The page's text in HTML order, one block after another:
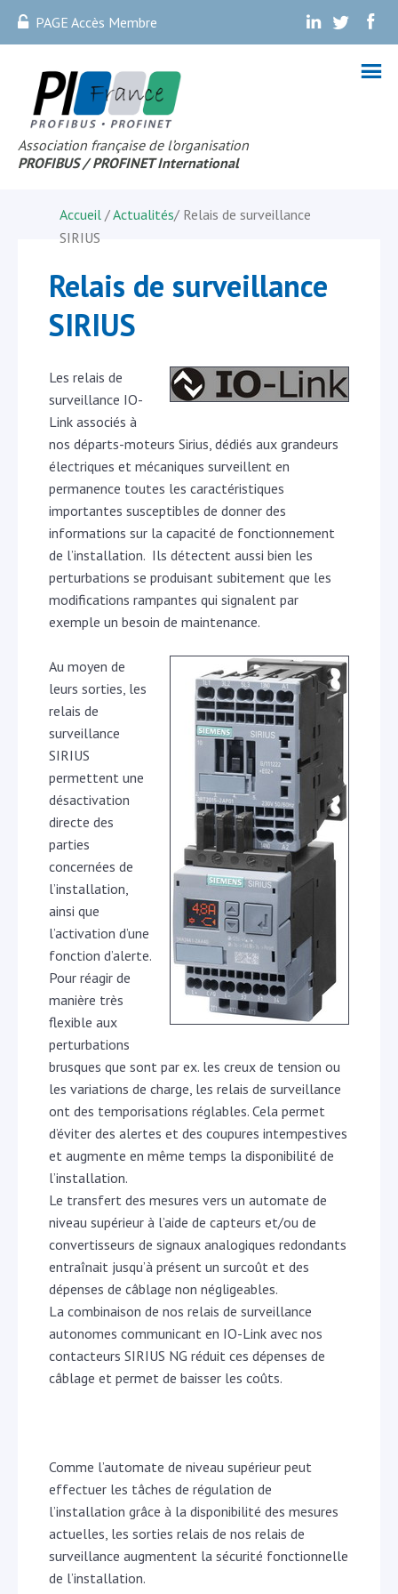
PAGE Accès Membre . . .
Association française de l’organisation
PROFIBUS / PROFINET International
Accueil /Actualités/ Relais de surveillance
SIRIUS
Relais de surveillance
SIRIUS
Les relais de
surveillance IO-
Link associés à
nos départs-moteurs Sirius, dédiés aux grandeurs
électriques et mécaniques surveillent en
permanence toutes les caractéristiques
importantes susceptibles de donner des
informations sur la capacité de fonctionnement
de l’installation. Ils détectent aussi bien les
perturbations se produisant subitement que les
modifications rampantes qui signalent par
exemple un besoin de maintenance.
Au moyen de
leurs sorties, les
relais de
surveillance
SIRIUS
permettent une
désactivation
directe des
parties
concernées de
l’installation,
ainsi que
l’activation d’une
fonction d’alerte.
Pour réagir de
manière très
flexible aux
perturbations
brusques que sont par ex. les creux de tension ou
les variations de charge, les relais de surveillance
ont des temporisations réglables. Cela permet
d’éviter des alertes et des coupures intempestives
et augmente en même temps la disponibilité de
l’installation.
Le transfert des mesures vers un automate de
niveau supérieur à l’aide de capteurs et/ou de
convertisseurs de signaux analogiques redondants
entraînait jusqu’à présent un surcoût et des
dépenses de câblage non négligeables.
La combinaison de nos relais de surveillance
autonomes communicant en IO-Link avec nos
contacteurs SIRIUS NG réduit ces dépenses de
câblage et permet de baisser les coûts.
Comme l’automate de niveau supérieur peut
effectuer les tâches de régulation de
l’installation grâce à la disponibilité des mesures
actuelles, les sorties relais de nos relais de
surveillance augmentent la sécurité fonctionnelle
de l’installation.